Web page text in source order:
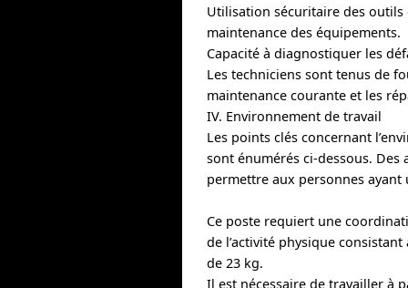
Utilisation sécuritaire des outils
maintenance des équipements.
Capacité à diagnostiquer les
Les techniciens sont tenus de
maintenance courante et les
IV. Environnement de travail
Les points clés concernant
sont énumérés ci-dessous.
permettre aux personnes
Ce poste requiert une
de l’activité physique
de 23 kg.
Il est nécessaire de travailler à